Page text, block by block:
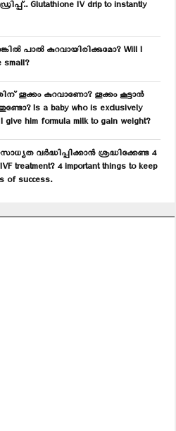
Glutathione IV drip to instantly
പാൽ കുറവായിരിക്കുമോ? Will I
small?
തൂക്കം കുറവാണോ? തൂക്കം കൂട്ടാൻ
Is a baby who is exclusively
give him formula milk to gain weight?
വർദ്ധിപ്പിക്കാൻ ശ്രദ്ധിക്കേണ്ട 4
treatment? 4 important things to keep
of success.